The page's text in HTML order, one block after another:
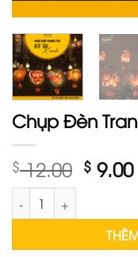
Chụp Đèn
$12.00 Giá
gốc
$
$ 9.00
Chụp Đèn Trang Trí Ký